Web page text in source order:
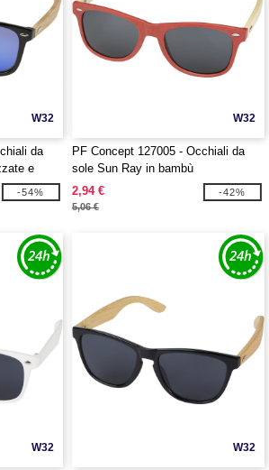
W32
da
e
legno
-54%
W32
PF Concept 127005 - Occhiali da
sole Sun Ray in bambù
2,94 €
5,06 €
-42%
W32 W32